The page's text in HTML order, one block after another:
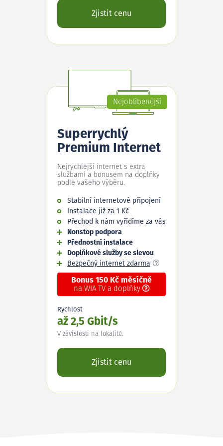
Zjistit cenu
Nejoblíbenější
Superrychlý
Premium Internet
Nejrychlejší internet s extra
službami a bonusem na doplňky
podle vašeho výběru.
Stabilní internetové připojení
Instalace již za 1 Kč
Přechod k nám vyřídíme za vás
Nonstop podpora
Přednostní instalace
Doplňkové služby se slevou
Bezpečný internet zdarma
Bonus 150 Kč měsíčně
na WIA TV a doplňky
Rychlost
až 2,5 Gbit/s
V závislosti na lokalitě.
Zjistit cenu